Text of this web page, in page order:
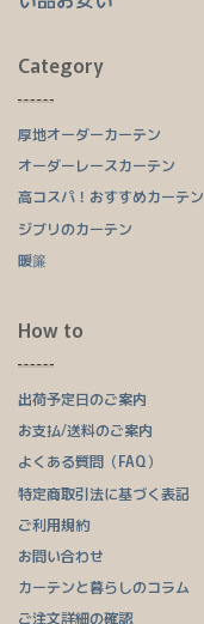
Category
厚地オーダーカーテン
オーダーレースカーテン
高コスパ！おすすめカーテン
ジブリのカーテン
暖簾
How to
出荷予定日のご案内
お支払/送料のご案内
よくある質問（FAQ）
特定商取引法に基づく表記
ご利用規約
お問い合わせ
カーテンと暮らしのコラム
ご注文詳細の確認